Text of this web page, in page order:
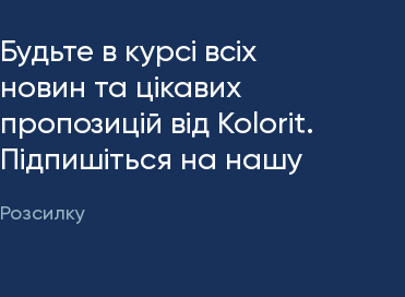
Будьте в курсі всіх
новин та цікавих
пропозицій від Kolorit.
Підпишіться на нашу
Розсилку